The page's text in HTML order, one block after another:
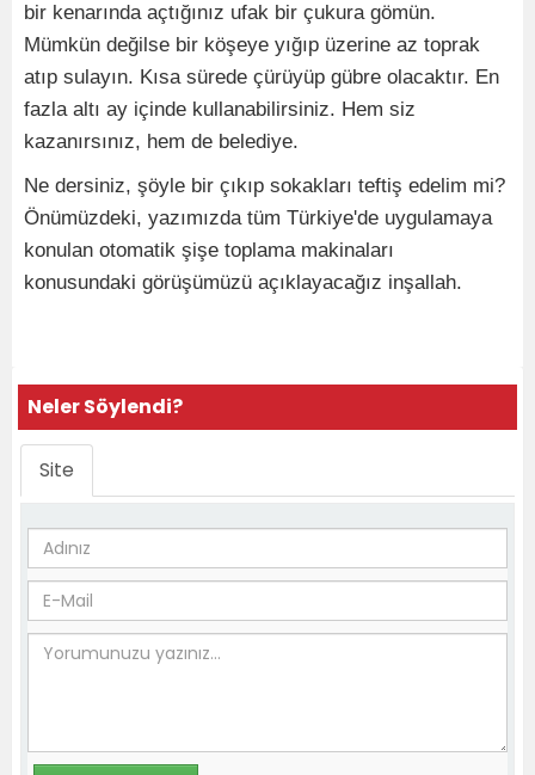
bir kenarında açtığınız ufak bir çukura gömün.
Mümkün değilse bir köşeye yığıp üzerine az toprak
atıp sulayın. Kısa sürede çürüyüp gübre olacaktır. En
fazla altı ay içinde kullanabilirsiniz. Hem siz
kazanırsınız, hem de belediye.
Ne dersiniz, şöyle bir çıkıp sokakları teftiş edelim mi?
Önümüzdeki, yazımızda tüm Türkiye'de uygulamaya
konulan otomatik şişe toplama makinaları
konusundaki görüşümüzü açıklayacağız inşallah.
Neler Söylendi?
Site